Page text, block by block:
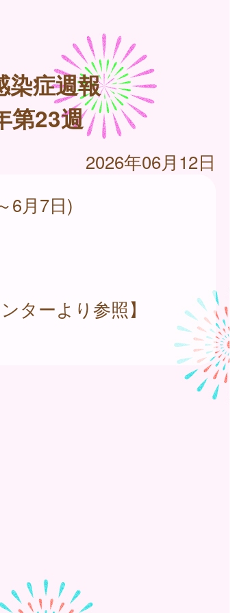
染症週報
第23週
2026年06月12日
6月7日)
ターより参照】